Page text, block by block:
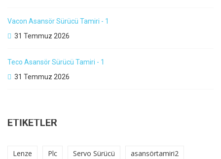
Vacon Asansör Sürücü Tamiri - 1
31 Temmuz 2026
Teco Asansör Sürücü Tamiri - 1
31 Temmuz 2026
ETIKETLER
Lenze Plc Servo Sürücü asansörtamiri2